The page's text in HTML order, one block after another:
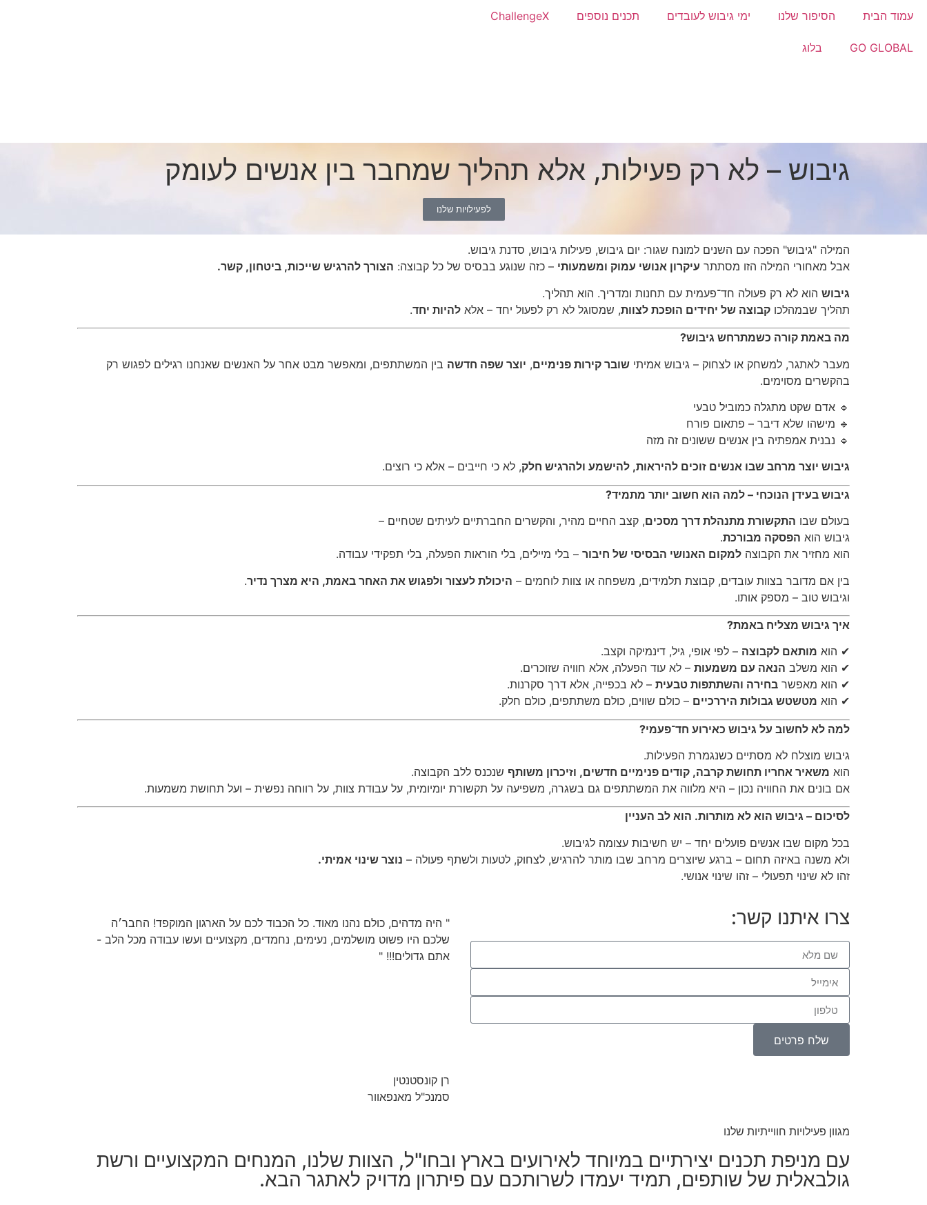
עמוד הבית הסיפור שלנו ימי גיבוש לעובדים תכנים נוספים ChallengeX
GO GLOBAL בלוג
גיבוש – לא רק פעילות, אלא תהליך שמחבר בין אנשים לעומק
לפעילויות שלנו
המילה "גיבוש" הפכה עם השנים למונח שגור: יום גיבוש, פעילות גיבוש, סדנת גיבוש.
אבל מאחורי המילה הזו מסתתר עיקרון אנושי עמוק ומשמעותי – כזה שנוגע בבסיס של כל קבוצה: הצורך להרגיש שייכות, ביטחון, קשר.
גיבוש הוא לא רק פעולה חד־פעמית עם תחנות ומדריך. הוא תהליך.
תהליך שבמהלכו קבוצה של יחידים הופכת לצוות, שמסוגל לא רק לפעול יחד – אלא להיות יחד.
מה באמת קורה כשמתרחש גיבוש?
מעבר לאתגר, למשחק או לצחוק – גיבוש אמיתי שובר קירות פנימיים, יוצר שפה חדשה בין המשתתפים, ומאפשר מבט אחר על האנשים שאנחנו רגילים לפגוש רק
בהקשרים מסוימים.
🔹 אדם שקט מתגלה כמוביל טבעי
🔹 מישהו שלא דיבר – פתאום פורח
🔹 נבנית אמפתיה בין אנשים ששונים זה מזה
גיבוש יוצר מרחב שבו אנשים זוכים להיראות, להישמע ולהרגיש חלק, לא כי חייבים – אלא כי רוצים.
גיבוש בעידן הנוכחי – למה הוא חשוב יותר מתמיד?
בעולם שבו התקשורת מתנהלת דרך מסכים, קצב החיים מהיר, והקשרים החברתיים לעיתים שטחיים –
גיבוש הוא הפסקה מבורכת.
הוא מחזיר את הקבוצה למקום האנושי הבסיסי של חיבור – בלי מיילים, בלי הוראות הפעלה, בלי תפקידי עבודה.
בין אם מדובר בצוות עובדים, קבוצת תלמידים, משפחה או צוות לוחמים – היכולת לעצור ולפגוש את האחר באמת, היא מצרך נדיר.
וגיבוש טוב – מספק אותו.
איך גיבוש מצליח באמת?
✔ הוא מותאם לקבוצה – לפי אופי, גיל, דינמיקה וקצב.
✔ הוא משלב הנאה עם משמעות – לא עוד הפעלה, אלא חוויה שזוכרים.
✔ הוא מאפשר בחירה והשתתפות טבעית – לא בכפייה, אלא דרך סקרנות.
✔ הוא מטשטש גבולות היררכיים – כולם שווים, כולם משתתפים, כולם חלק.
למה לא לחשוב על גיבוש כאירוע חד־פעמי?
גיבוש מוצלח לא מסתיים כשנגמרת הפעילות.
הוא משאיר אחריו תחושת קרבה, קודים פנימיים חדשים, וזיכרון משותף שנכנס ללב הקבוצה.
אם בונים את החוויה נכון – היא מלווה את המשתתפים גם בשגרה, משפיעה על תקשורת יומיומית, על עבודת צוות, על רווחה נפשית – ועל תחושת משמעות.
לסיכום – גיבוש הוא לא מותרות. הוא לב העניין
בכל מקום שבו אנשים פועלים יחד – יש חשיבות עצומה לגיבוש.
ולא משנה באיזה תחום – ברגע שיוצרים מרחב שבו מותר להרגיש, לצחוק, לטעות ולשתף פעולה – נוצר שינוי אמיתי.
זהו לא שינוי תפעולי – זהו שינוי אנושי.
צרו איתנו קשר:
שלח פרטים
" היה מדהים, כולם נהנו מאוד. כל הכבוד לכם על הארגון המוקפד! החבר׳ה
שלכם היו פשוט מושלמים, נעימים, נחמדים, מקצועיים ועשו עבודה מכל הלב -
אתם גדולים!!! "
רן קונסטנטין
סמנכ"ל מאנפאוור
מגוון פעילויות חווייתיות שלנו
עם מניפת תכנים יצירתיים במיוחד לאירועים בארץ ובחו"ל, הצוות שלנו, המנחים המקצועיים ורשת
גולבאלית של שותפים, תמיד יעמדו לשרותכם עם פיתרון מדויק לאתגר הבא.